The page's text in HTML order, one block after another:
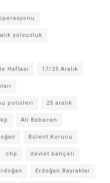
yolsuzluk
Haftası 17/25 Aralık
polisleri 25 aralık
Ali Babacan
Bülent Korucu
chp devlet bahçeli
Erdoğan Bayraktar